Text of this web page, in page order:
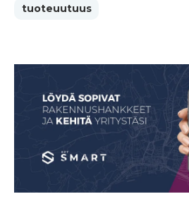
tuoteuutuus